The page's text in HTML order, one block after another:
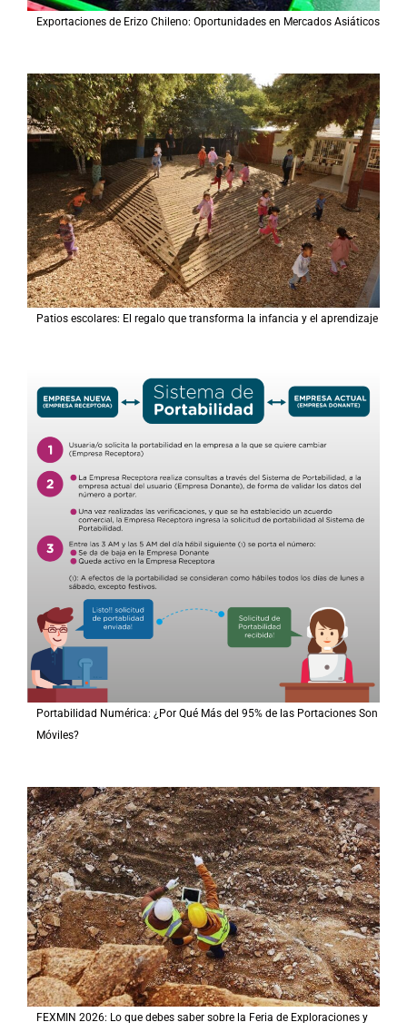
Exportaciones de Erizo Chileno: Oportunidades en Mercados Asiáticos
Patios escolares: El regalo que transforma la infancia y el aprendizaje
Portabilidad Numérica: ¿Por Qué Más del 95% de las Portaciones Son
Móviles?
FEXMIN 2026: Lo que debes saber sobre la Feria de Exploraciones y